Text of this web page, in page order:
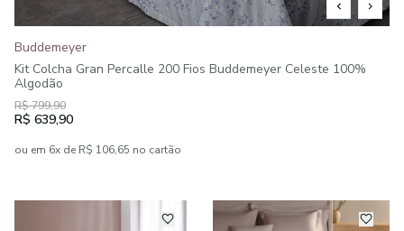
Buddemeyer
Kit Colcha Gran Percalle 200 Fios Buddemeyer Celeste 100%
Algodão
R$ 799,90
R$ 639,90
ou em 6x de R$ 106,65 no cartão